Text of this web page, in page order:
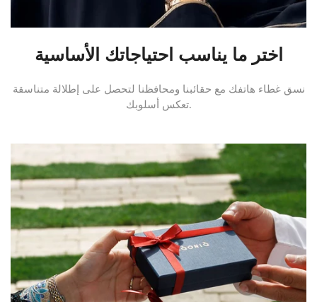
اختر ما يناسب احتياجاتك الأساسية
نسق غطاء هاتفك مع حقائبنا ومحافظنا لتحصل على إطلالة متناسقة
تعكس أسلوبك.